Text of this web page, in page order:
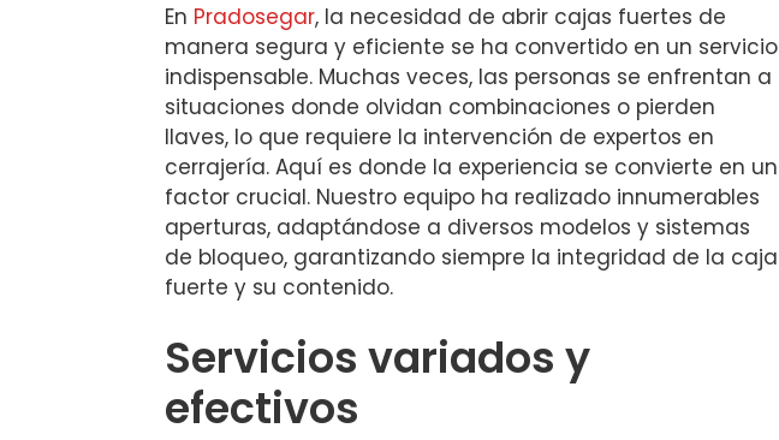
En Pradosegar, la necesidad de abrir cajas fuertes de
manera segura y eficiente se ha convertido en un servicio
indispensable. Muchas veces, las personas se enfrentan a
situaciones donde olvidan combinaciones o pierden
llaves, lo que requiere la intervención de expertos en
cerrajería. Aquí es donde la experiencia se convierte en un
factor crucial. Nuestro equipo ha realizado innumerables
aperturas, adaptándose a diversos modelos y sistemas
de bloqueo, garantizando siempre la integridad de la caja
fuerte y su contenido.
Servicios variados y
efectivos